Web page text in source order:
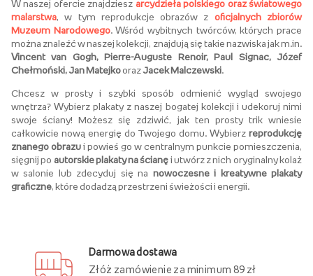
W naszej ofercie znajdziesz arcydzieła polskiego oraz światowego
malarstwa, w tym reprodukcje obrazów z oficjalnych zbiorów
Muzeum Narodowego. Wśród wybitnych twórców, których prace
można znaleźć w naszej kolekcji, znajdują się takie nazwiska jak m.in.
Vincent van Gogh, Pierre-Auguste Renoir, Paul Signac, Józef
Chełmoński, Jan Matejkooraz Jacek Malczewski.
Chcesz w prosty i szybki sposób odmienić wygląd swojego
wnętrza? Wybierz plakaty z naszej bogatej kolekcji i udekoruj nimi
swoje ściany! Możesz się zdziwić, jak ten prosty trik wniesie
całkowicie nową energię do Twojego domu. Wybierz reprodukcję
znanego obrazu i powieś go w centralnym punkcie pomieszczenia,
sięgnij po autorskie plakaty na ścianę i utwórz z nich oryginalny kolaż
w salonie lub zdecyduj się na nowoczesne i kreatywne plakaty
graficzne, które dodadzą przestrzeni świeżości i energii.
Darmowa dostawa
Złóż zamówienie za minimum 89 zł